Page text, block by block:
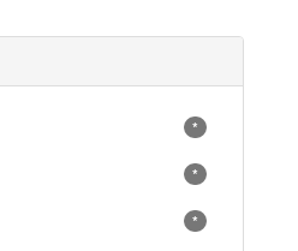
*
*
*